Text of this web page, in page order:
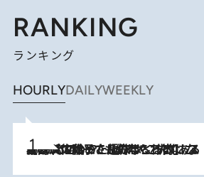
RANKING
ランキング
HOURLYDAILYWEEKLY
2026.8.5
【阿川佐和子さんの年とる力】なぜ70代で始めた趣味は“こんなに楽しい”のか？ ピアノ、俳句…スランプに陥っても続けられる“ある秘訣”とは